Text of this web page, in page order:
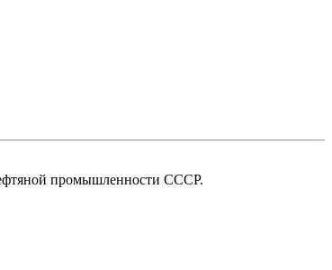
промышленности СССР.